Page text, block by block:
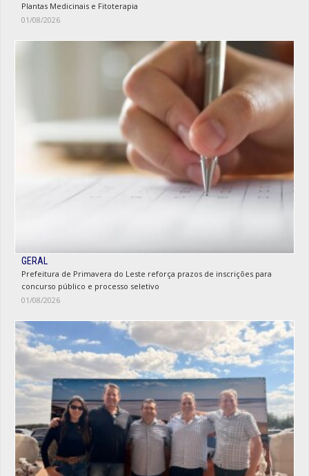
Plantas Medicinais e Fitoterapia
01/08/2026
GERAL
Prefeitura de Primavera do Leste reforça prazos de inscrições para
concurso público e processo seletivo
01/08/2026